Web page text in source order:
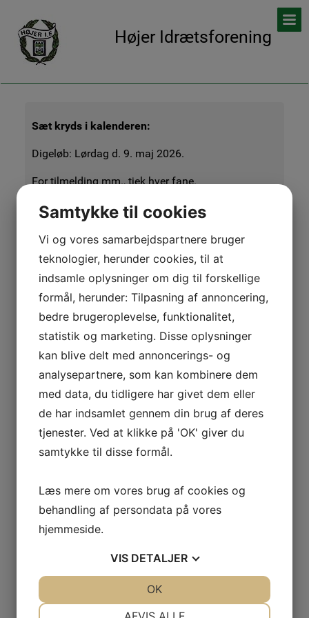
Højer Idrætsforening
Sæt kryds i kalenderen:
Digeløb: Lørdag d. 9. maj 2026.
For tilmelding mm., tjek hver fane.
Digeløb
Løbedistancer
Der løbes 3 forskellige distancer på hhv. 4,4, 9,3 og 21,1
km samt et løb for børnehavebørn på 421 m (1/100
Startgebyr
Løb 4,4 og 9,3 km: Kr. 40.
Voksne
Halvmaraton: Kr. 80.
For forhåndstilmelding se venligst under invitationen.
På startstedet fra kl. 09.00 til 10.30 mod et gebyr på kr.
Forhåndstilmeldte
Afhentning af startnr. og evt. betaling fra kl. 09.00 til
10.30 ved Marskhallen.
Samtykke til cookies
Vi og vores samarbejdspartnere bruger
teknologier, herunder cookies, til at
indsamle oplysninger om dig til forskellige
formål, herunder: Tilpasning af annoncering,
bedre brugeroplevelse, funktionalitet,
statistik og marketing. Disse oplysninger
kan blive delt med annoncerings- og
analysepartnere, som kan kombinere dem
med data, du tidligere har givet dem eller
de har indsamlet gennem din brug af deres
tjenester. Ved at klikke på 'OK' giver du
samtykke til disse formål.
Læs mere om vores brug af cookies og
behandling af persondata på vores
hjemmeside.
VIS DETALJER
OK